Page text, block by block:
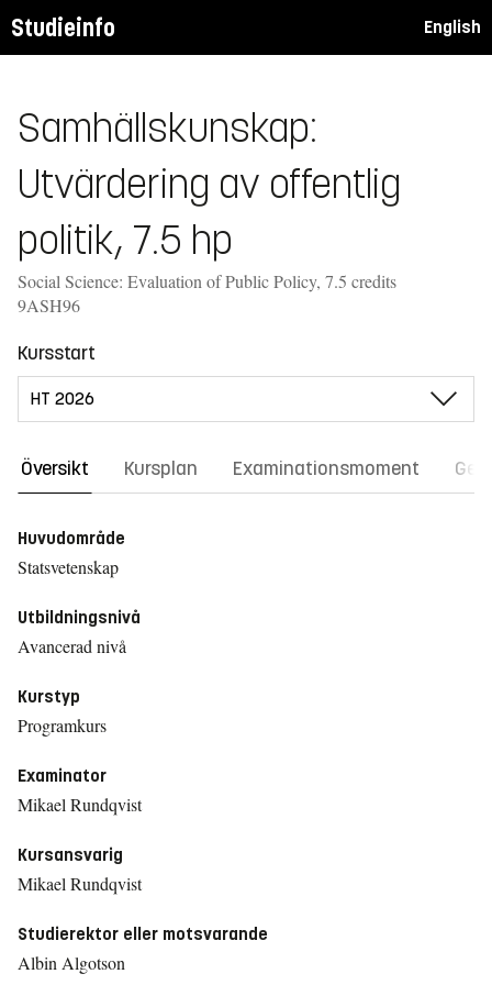
Studieinfo English
Samhällskunskap:
Utvärdering av offentlig
politik, 7.5 hp
Social Science: Evaluation of Public Policy, 7.5 credits
9ASH96
Kursstart
Översikt Kursplan Examinationsmoment
Huvudområde
Statsvetenskap
Utbildningsnivå
Avancerad nivå
Kurstyp
Programkurs
Examinator
Mikael Rundqvist
Kursansvarig
Mikael Rundqvist
Studierektor eller motsvarande
Albin Algotson